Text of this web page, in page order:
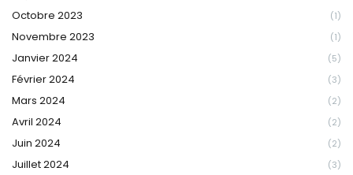
Octobre 2023 (1)
Novembre 2023 (1)
Janvier 2024 (5)
Février 2024 (3)
Mars 2024 (2)
Avril 2024 (2)
Juin 2024 (2)
Juillet 2024 (3)